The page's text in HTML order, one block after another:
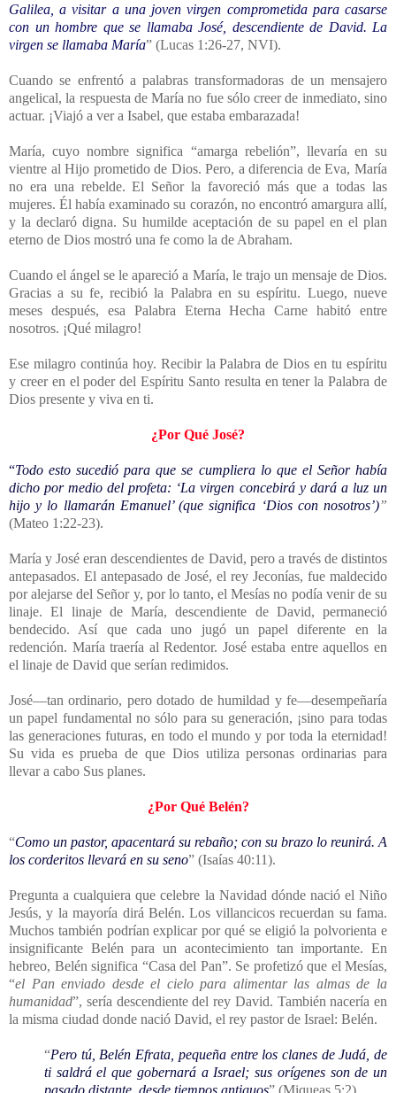
Galilea, a visitar a una joven virgen comprometida para casarse
con un hombre que se llamaba José, descendiente de David. La
virgen se llamaba María” (Lucas 1:26-27, NVI).
Cuando se enfrentó a palabras transformadoras de un mensajero
angelical, la respuesta de María no fue sólo creer de inmediato, sino
actuar. ¡Viajó a ver a Isabel, que estaba embarazada!
María, cuyo nombre significa “amarga rebelión”, llevaría en su
vientre al Hijo prometido de Dios. Pero, a diferencia de Eva, María
no era una rebelde. El Señor la favoreció más que a todas las
mujeres. Él había examinado su corazón, no encontró amargura allí,
y la declaró digna. Su humilde aceptación de su papel en el plan
eterno de Dios mostró una fe como la de Abraham.
Cuando el ángel se le apareció a María, le trajo un mensaje de Dios.
Gracias a su fe, recibió la Palabra en su espíritu. Luego, nueve
meses después, esa Palabra Eterna Hecha Carne habitó entre
nosotros. ¡Qué milagro!
Ese milagro continúa hoy. Recibir la Palabra de Dios en tu espíritu
y creer en el poder del Espíritu Santo resulta en tener la Palabra de
Dios presente y viva en ti.
¿Por Qué José?
“Todo esto sucedió para que se cumpliera lo que el Señor había
dicho por medio del profeta: ‘La virgen concebirá y dará a luz un
hijo y lo llamarán Emanuel’ (que significa ‘Dios con nosotros’)”
(Mateo 1:22-23).
María y José eran descendientes de David, pero a través de distintos
antepasados. El antepasado de José, el rey Jeconías, fue maldecido
por alejarse del Señor y, por lo tanto, el Mesías no podía venir de su
linaje. El linaje de María, descendiente de David, permaneció
bendecido. Así que cada uno jugó un papel diferente en la
redención. María traería al Redentor. José estaba entre aquellos en
el linaje de David que serían redimidos.
José—tan ordinario, pero dotado de humildad y fe—desempeñaría
un papel fundamental no sólo para su generación, ¡sino para todas
las generaciones futuras, en todo el mundo y por toda la eternidad!
Su vida es prueba de que Dios utiliza personas ordinarias para
llevar a cabo Sus planes.
¿Por Qué Belén?
“Como un pastor, apacentará su rebaño; con su brazo lo reunirá. A
los corderitos llevará en su seno” (Isaías 40:11).
Pregunta a cualquiera que celebre la Navidad dónde nació el Niño
Jesús, y la mayoría dirá Belén. Los villancicos recuerdan su fama.
Muchos también podrían explicar por qué se eligió la polvorienta e
insignificante Belén para un acontecimiento tan importante. En
hebreo, Belén significa “Casa del Pan”. Se profetizó que el Mesías,
“el Pan enviado desde el cielo para alimentar las almas de la
humanidad”, sería descendiente del rey David. También nacería en
la misma ciudad donde nació David, el rey pastor de Israel: Belén.
“Pero tú, Belén Efrata, pequeña entre los clanes de Judá, de
ti saldrá el que gobernará a Israel; sus orígenes son de un
pasado distante, desde tiempos antiguos” (Miqueas 5:2).